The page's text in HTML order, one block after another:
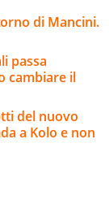
di Mancini.
passa
cambiare il
del nuovo
a Kolo e non